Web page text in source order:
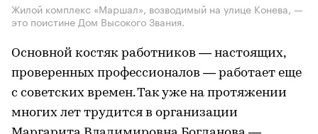
Жилой комплекс «Маршал», возводимый на улице Конева, —
это поистине Дом Высокого Звания.
Основной костяк работников — настоящих,
проверенных профессионалов — работает еще
с советских времен. Так уже на протяжении
многих лет трудится в организации